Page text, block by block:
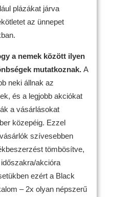
plázákat járva
az ünnepet
a nemek között ilyen
mutatkoznak. A
neki állnak az
és a legjobb akciókat
a vásárlásokat
közepéig. Ezzel
szívesebben
tömbösítve,
akcióra
ezért a Black
– 2x olyan népszerű